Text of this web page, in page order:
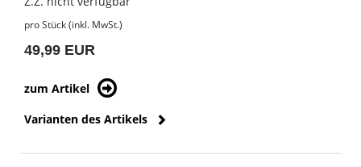
pro Stück (inkl. MwSt.)
49,99 EUR
zum Artikel
Varianten des Artikels